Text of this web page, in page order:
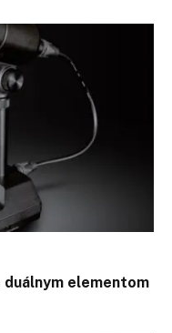
duálnym elementom